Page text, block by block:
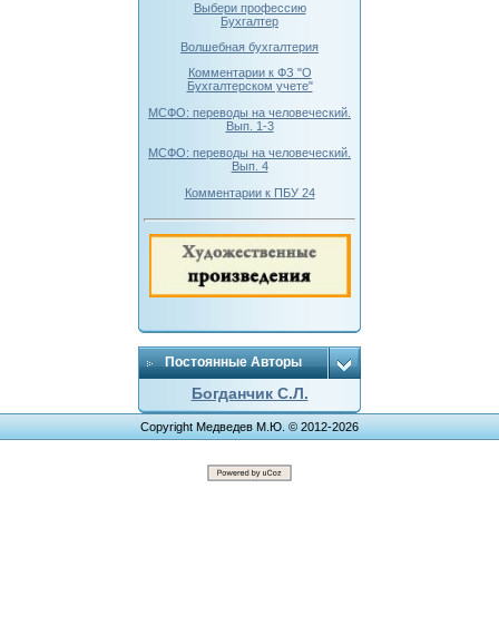
Выбери профессию
Бухгалтер
Волшебная бухгалтерия
Комментарии к ФЗ "О
Бухгалтерском учете"
МСФО: переводы на человеческий.
Вып. 1-3
МСФО: переводы на человеческий.
Вып. 4
Комментарии к ПБУ 24
Постоянные Авторы
Богданчик С.Л.
Copyright Медведев М.Ю. © 2012-2026